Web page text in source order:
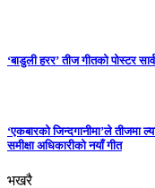
‘बाडुली हरर’ तीज गीतको पोस्टर
‘एकबारको जिन्दगानीमा’ले तीजमा
समीक्षा अधिकारीको नयाँ गीत
भखरै